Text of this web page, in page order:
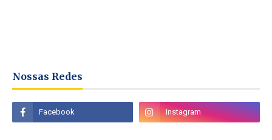
Nossas Redes